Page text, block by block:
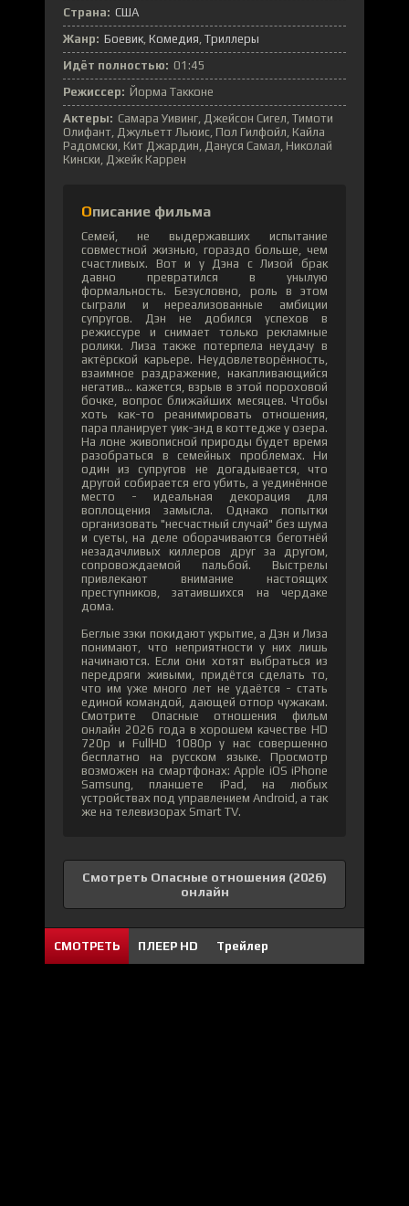
Страна: США
Жанр: Боевик Комедия Триллеры
Идёт полностью: 01:45
Режиссер: Йорма Такконе
Актеры: Самара Уивинг, Джейсон Сигел, Тимоти
Олифант, Джульетт Льюис, Пол Гилфойл, Кайла
Радомски, Кит Джардин, Дануся Самал, Николай
Кински, Джейк Каррен
Описание фильма
Семей, не выдержавших испытание
совместной жизнью, гораздо больше, чем
счастливых. Вот и у Дэна с Лизой брак
давно превратился в унылую
формальность. Безусловно, роль в этом
сыграли и нереализованные амбиции
супругов. Дэн не добился успехов в
режиссуре и снимает только рекламные
ролики. Лиза также потерпела неудачу в
актёрской карьере. Неудовлетворённость,
взаимное раздражение, накапливающийся
негатив... кажется, взрыв в этой пороховой
бочке, вопрос ближайших месяцев. Чтобы
хоть как-то реанимировать отношения,
пара планирует уик-энд в коттедже у озера.
На лоне живописной природы будет время
разобраться в семейных проблемах. Ни
один из супругов не догадывается, что
другой собирается его убить, а уединённое
место - идеальная декорация для
воплощения замысла. Однако попытки
организовать "несчастный случай" без шума
и суеты, на деле оборачиваются беготнёй
незадачливых киллеров друг за другом,
сопровождаемой пальбой. Выстрелы
привлекают внимание настоящих
преступников, затаившихся на чердаке
дома.
Беглые зэки покидают укрытие, а Дэн и Лиза
понимают, что неприятности у них лишь
начинаются. Если они хотят выбраться из
передряги живыми, придётся сделать то,
что им уже много лет не удаётся - стать
единой командой, дающей отпор чужакам.
Смотрите Опасные отношения фильм
онлайн 2026 года в хорошем качестве HD
720p и FullHD 1080p у нас совершенно
бесплатно на русском языке. Просмотр
возможен на смартфонах: Apple iOS iPhone
Samsung, планшете iPad, на любых
устройствах под управлением Android, а так
же на телевизорах Smart TV.
Смотреть Опасные отношения (2026)
онлайн
СМОТРЕТЬ ПЛЕЕР HD Трейлер